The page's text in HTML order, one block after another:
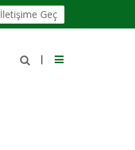
İletişime Geç